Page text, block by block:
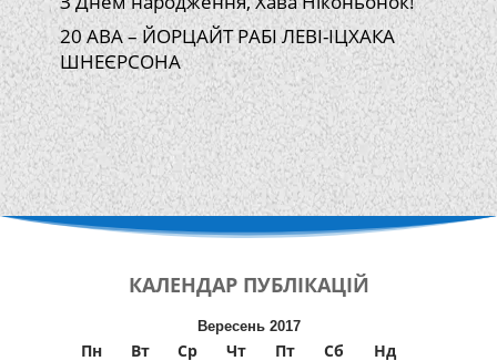
20 АВА – ЙОРЦАЙТ РАБІ ЛЕВІ-ІЦХАКА
ШНЕЄРСОНА
КАЛЕНДАР ПУБЛІКАЦІЙ
Вересень 2017
Пн Вт Ср Чт Пт Сб
Нд